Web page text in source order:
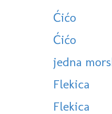
Ćićo
Ćićo
jedna
Flekica
Flekica